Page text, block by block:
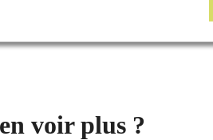
voir plus ?